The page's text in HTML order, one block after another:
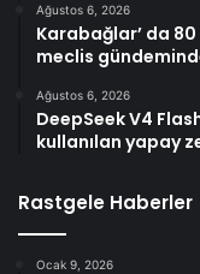
Ağustos 6, 2026
Karabağlar’ da
meclis
Ağustos 6, 2026
DeepSeek V4
kullanılan yapay
Rastgele Haberler
Ocak 9, 2026